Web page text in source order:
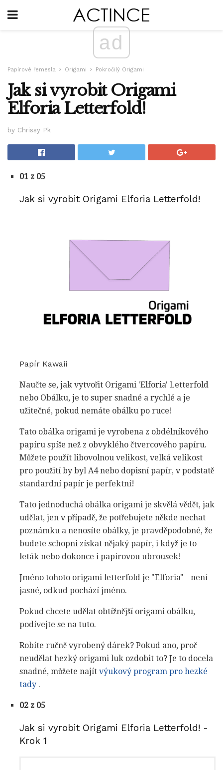
ad
Papírové řemesla Origami Pokročilý Origami
Jak si vyrobit Origami
Elforia Letterfold!
by Chrissy Pk
01 z 05
Jak si vyrobit Origami Elforia Letterfold!
Papír Kawaii
Naučte se, jak vytvořit Origami 'Elforia' Letterfold
nebo Obálku, je to super snadné a rychlé a je
užitečné, pokud nemáte obálku po ruce!
Tato obálka origami je vyrobena z obdélníkového
papíru spíše než z obvyklého čtvercového papíru.
Můžete použít libovolnou velikost, velká velikost
pro použití by byl A4 nebo dopisní papír, v podstatě
standardní papír je perfektní!
Tato jednoduchá obálka origami je skvělá vědět, jak
udělat, jen v případě, že potřebujete někde nechat
poznámku a nenosíte obálky, je pravděpodobné, že
budete schopni získat nějaký papír, i když je to
leták nebo dokonce i papírovou ubrousek!
Jméno tohoto origami letterfold je "Elforia" - není
jasné, odkud pochází jméno.
Pokud chcete udělat obtížnější origami obálku,
podívejte se na tuto.
Robíte ručně vyrobený dárek? Pokud ano, proč
neudělat hezký origami luk ozdobit to? Je to docela
snadné, můžete najít výukový program pro hezké
tady .
02 z 05
Jak si vyrobit Origami Elforia Letterfold! -
Krok 1